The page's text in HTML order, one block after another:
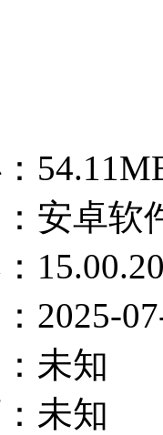
安卓软
2025-
未知
未知